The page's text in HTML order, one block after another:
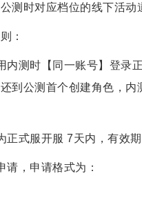
测时对应档位的线下活动
：
内测时【同一账号】登录
到公测首个创建角色，
正式服开服 7天内，有效
请，申请格式为：